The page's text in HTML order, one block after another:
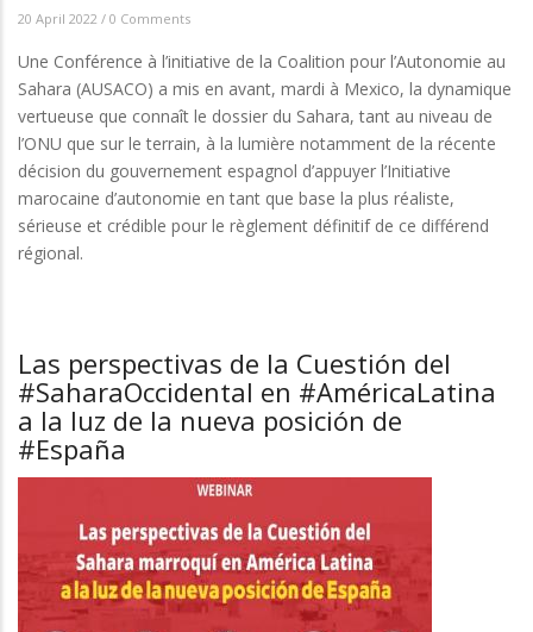
20 April 2022 / 0 Comments
Une Conférence à l’initiative de la Coalition pour l’Autonomie au
Sahara (AUSACO) a mis en avant, mardi à Mexico, la dynamique
vertueuse que connaît le dossier du Sahara, tant au niveau de
l’ONU que sur le terrain, à la lumière notamment de la récente
décision du gouvernement espagnol d’appuyer l’Initiative
marocaine d’autonomie en tant que base la plus réaliste,
sérieuse et crédible pour le règlement définitif de ce différend
régional.
Las perspectivas de la Cuestión del
#SaharaOccidental en #AméricaLatina
a la luz de la nueva posición de
#España